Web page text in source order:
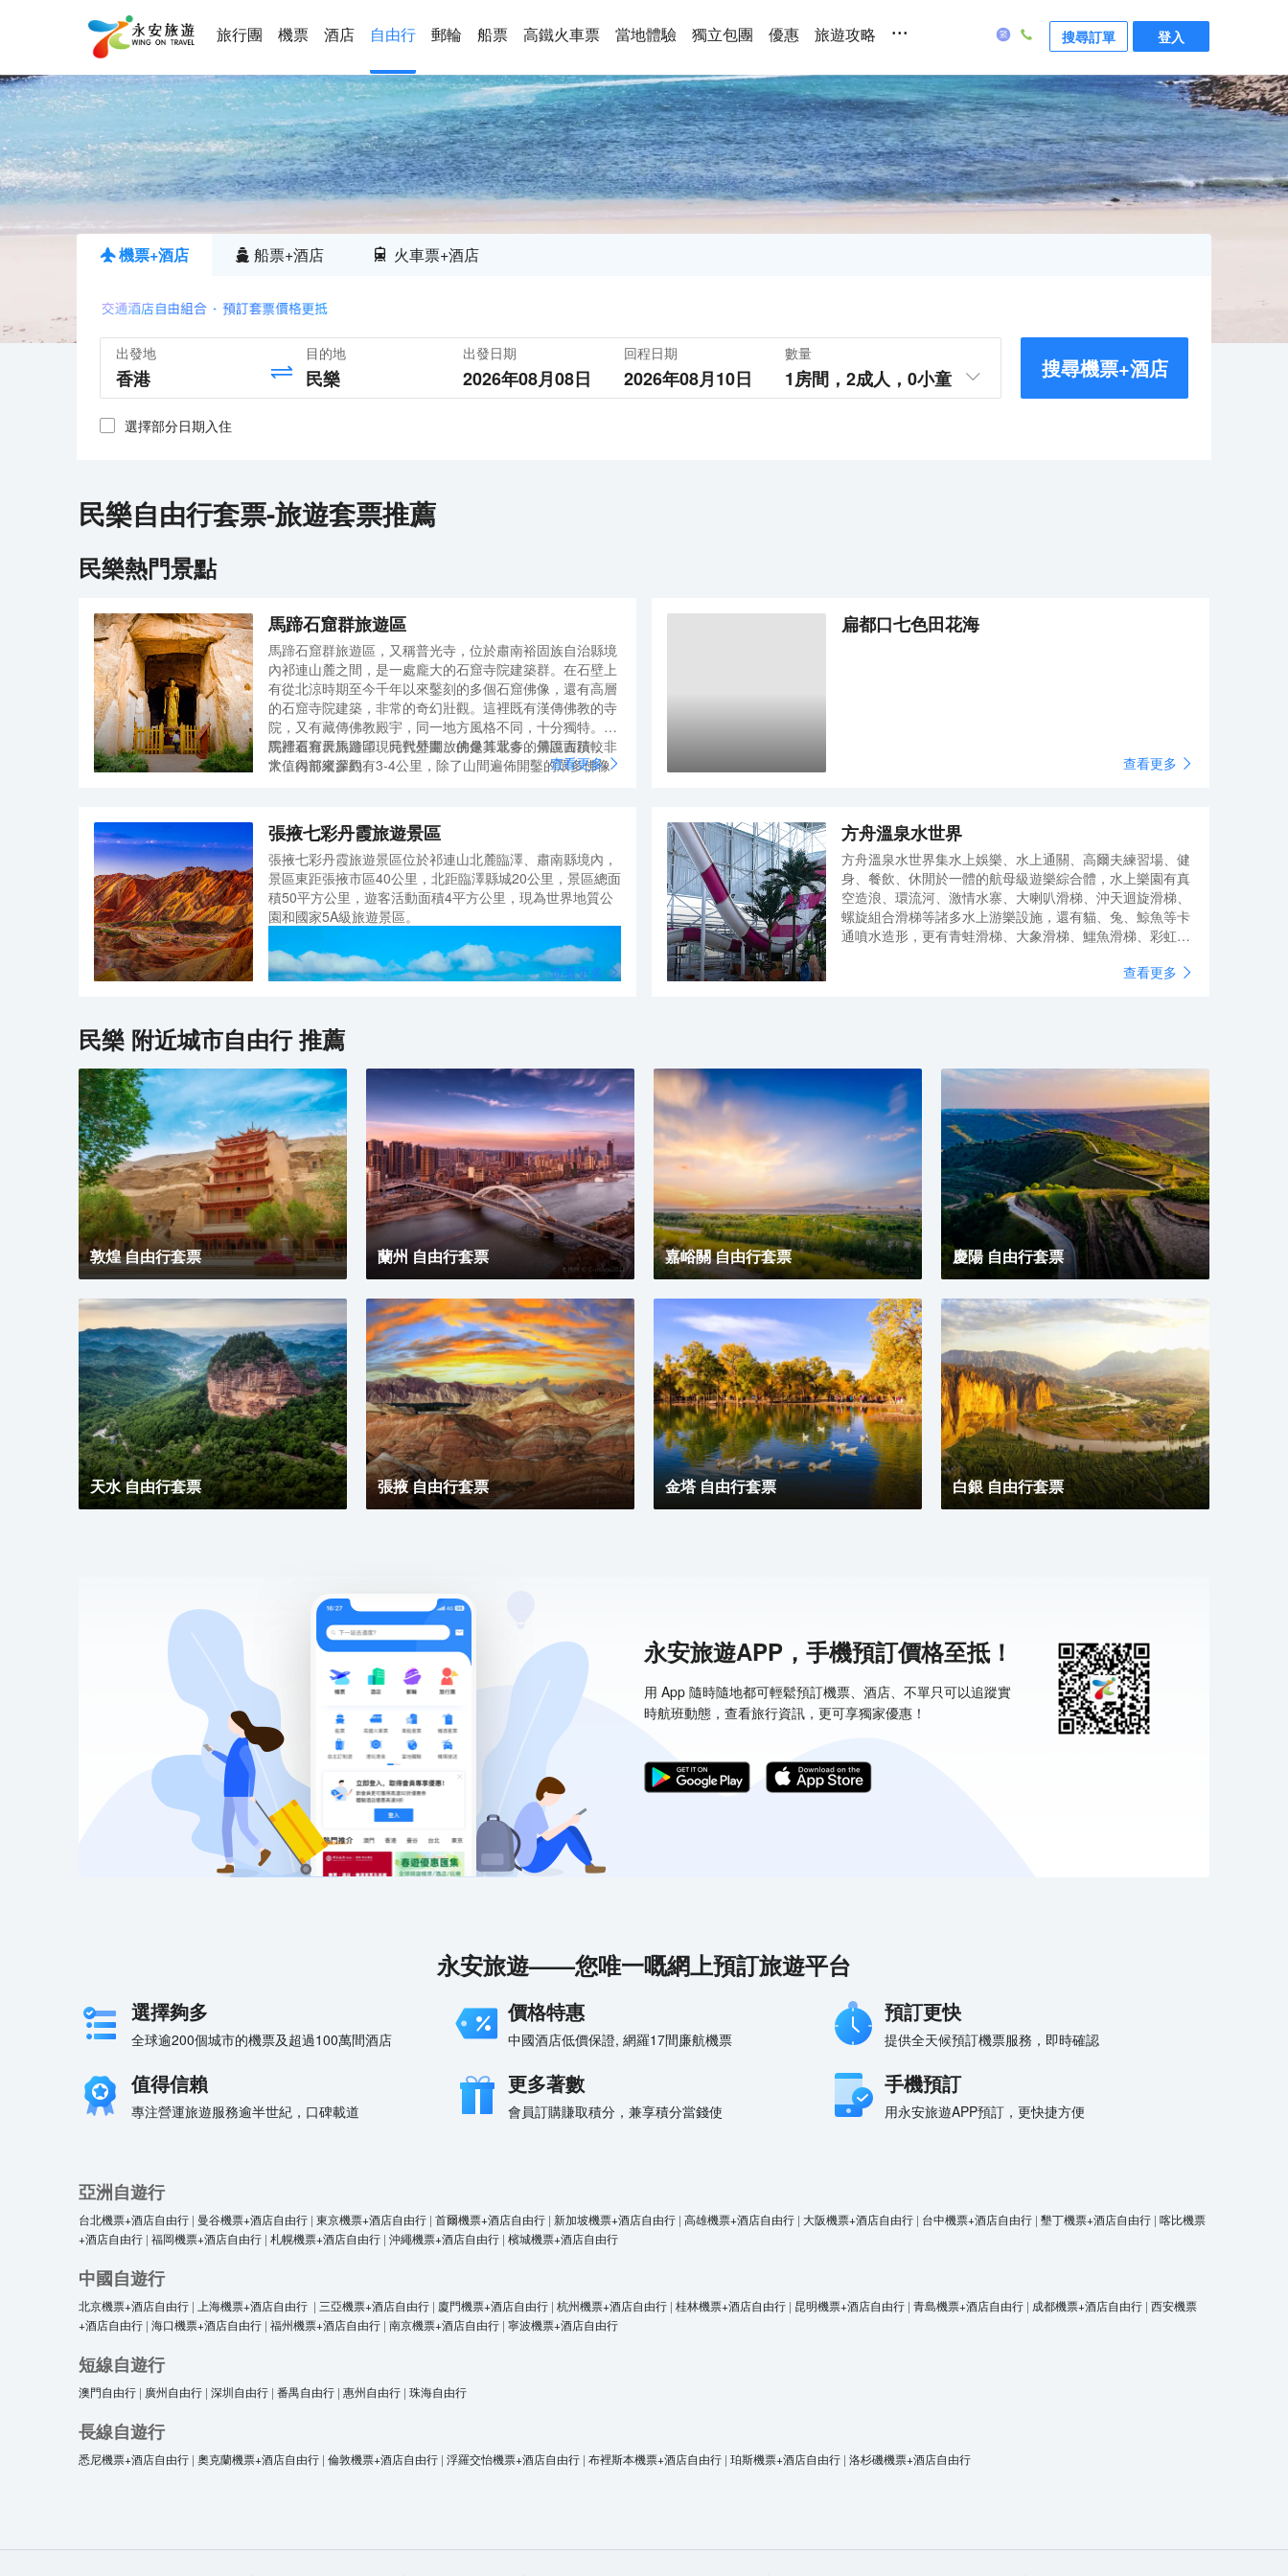
旅行團 機票 酒店 自由行 郵輪 船票 高鐵火車票 當地體驗 獨立包團 優惠 旅遊攻略 ... 搜尋訂單 登入
機票+酒店 船票+酒店 火車票+酒店
出發地 目的地 出發日期
2026年08月08日
回程日期
2026年08月10日
數量
1房間， 2成人， 0小童 搜尋機票+酒店
選擇部分日期入住
民樂自由行套票-旅遊套票推薦
民樂熱門景點
馬蹄石窟群旅遊區
馬蹄石窟群旅遊區，又稱普光寺，位於肅南裕固族自治縣境
內祁連山麓之間，是一處龐大的石窟寺院建築群。在石壁上
有從北涼時期至今千年以來鑿刻的多個石窟佛像，還有高層
的石窟寺院建築，非常的奇幻壯觀。這裡既有漢傳佛教的寺
院，又有藏傳佛教殿宇，同一地方風格不同，十分獨特。寺
院裡還有天馬蹄印、元代壁畫、佛像等眾多的傳說古蹟，非
常值得前來參觀。
馬蹄石窟群旅遊區現時對外開放的是其北寺，景區面積較
大，內部縱深約有3-4公里，除了山間遍佈開鑿的眾多佛像
觀光車會在千佛洞和中心停車場、格薩爾王殿等區域分站停
靠，待乘客遊玩過後再前往下一地點，所以均可乘車遊覽。
遊玩馬蹄石窟群旅遊區幾大石窟需3小時左右。
查看更多
扁都口七色田花海
查看更多
張掖七彩丹霞旅遊景區
張掖七彩丹霞旅遊景區位於祁連山北麓臨澤、肅南縣境內，
景區東距張掖市區40公里，北距臨澤縣城20公里，景區總面
積50平方公里，遊客活動面積4平方公里，現為世界地質公
園和國家5A級旅遊景區。
景區內有七彩雲海、七彩仙緣、七彩錦繡、七彩虹霞、臥虎
峽、七彩敖河和萬象土林谷等7處觀景點，有神龍戲火、靈
猴觀海、神龜問天、金蟾問道、大扇貝、七彩屏、睡美人、
臥虎等景觀30餘處，是彩色丘陵與丹霞地貌的高度複合區。
彩色丘陵以其色彩艷麗、層理交錯、氣勢磅礡、場面壯觀而
聞名。萬象土林谷丹霞地貌景觀區，群峰如林、疏密相生、
晉升國家5A級旅遊景區和世界地質公園後，張掖七彩丹霞景
區將以打造國際旅遊目的地為目標，通過深入挖掘和優化組
合地域文化資源，以景區獨特旅遊資源和文化底蘊，將七彩
丹霞景區打造成為西部度假科考型國際旅遊景區；以彩色丘
陵和丹霞地貌為核心吸引物、體現地質資源美學價值和科考
查看更多
方舟溫泉水世界
方舟溫泉水世界集水上娛樂、水上通關、高爾夫練習場、健
身、餐飲、休閒於一體的航母級遊樂綜合體，水上樂園有真
空造浪、環流河、激情水寨、大喇叭滑梯、沖天迴旋滑梯、
螺旋組合滑梯等諸多水上游樂設施，還有貓、兔、鯨魚等卡
通噴水造形，更有青蛙滑梯、大象滑梯、鱷魚滑梯、彩虹門
查看更多
民樂 附近城市自由行 推薦
敦煌 自由行套票 蘭州 自由行套票 嘉峪關 自由行套票 慶陽 自由行套票
天水 自由行套票 張掖 自由行套票 金塔 自由行套票 白銀 自由行套票
永安旅遊APP，手機預訂價格至抵！
用 App 隨時隨地都可輕鬆預訂機票、酒店、不單只可以追蹤實
時航班動態，查看旅行資訊，更可享獨家優惠！
永安旅遊——您唯一嘅網上預訂旅遊平台
選擇夠多
全球逾200個城市的機票及超過100萬間酒店
價格特惠
中國酒店低價保證, 網羅17間廉航機票
預訂更快
提供全天候預訂機票服務，即時確認
值得信賴
專注營運旅遊服務逾半世紀，口碑載道
更多著數
會員訂購賺取積分，兼享積分當錢使
手機預訂
用永安旅遊APP預訂，更快捷方便
亞洲自遊行
台北機票+酒店自由行 | 曼谷機票+酒店自由行 | 東京機票+酒店自由行 | 首爾機票+酒店自由行 | 新加坡機票+酒店自由行 | 高雄機票+酒店自由行 | 大阪機票+酒店自由行 | 台中機票+酒店自由行 | 墾丁機票+酒店自由行 | 喀比機票
+酒店自由行 | 福岡機票+酒店自由行 | 札幌機票+酒店自由行 | 沖繩機票+酒店自由行 | 檳城機票+酒店自由行
中國自遊行
北京機票+酒店自由行 | 上海機票+酒店自由行 | 三亞機票+酒店自由行 | 廈門機票+酒店自由行 | 杭州機票+酒店自由行 | 桂林機票+酒店自由行 | 昆明機票+酒店自由行 | 青島機票+酒店自由行 | 成都機票+酒店自由行 | 西安機票
+酒店自由行 | 海口機票+酒店自由行 | 福州機票+酒店自由行 | 南京機票+酒店自由行 | 寧波機票+酒店自由行
短線自遊行
澳門自由行 | 廣州自由行 | 深圳自由行 | 番禺自由行 | 惠州自由行 | 珠海自由行
長線自遊行
悉尼機票+酒店自由行 | 奧克蘭機票+酒店自由行 | 倫敦機票+酒店自由行 | 浮羅交怡機票+酒店自由行 | 布裡斯本機票+酒店自由行 | 珀斯機票+酒店自由行 | 洛杉磯機票+酒店自由行